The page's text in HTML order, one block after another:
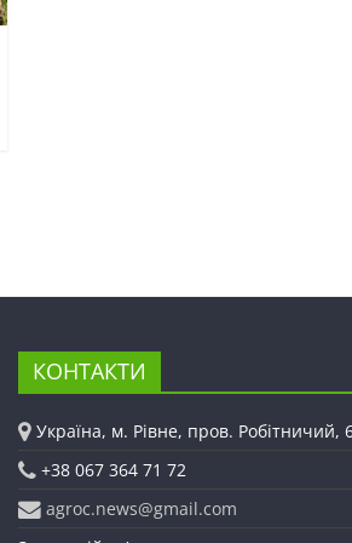
КОНТАКТИ
Україна, м. Рівне, пров. Робітничий,
+38 067 364 71 72
agroc.news@gmail.com